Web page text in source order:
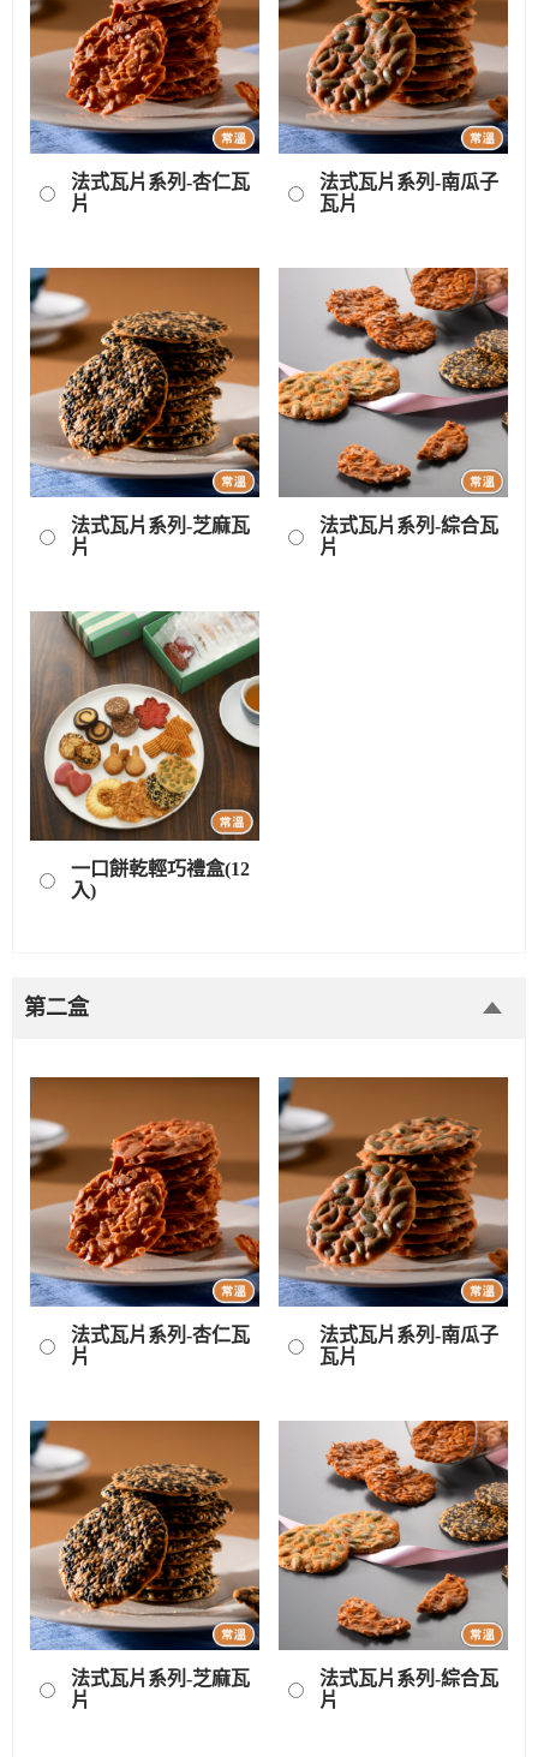
法式瓦片系列-杏仁瓦
片
法式瓦片系列-南瓜子
瓦片
法式瓦片系列-芝麻瓦
片
法式瓦片系列-綜合瓦
片
一口餅乾輕巧禮盒(12
入)
第二盒
法式瓦片系列-杏仁瓦
片
法式瓦片系列-南瓜子
瓦片
法式瓦片系列-芝麻瓦
片
法式瓦片系列-綜合瓦
片